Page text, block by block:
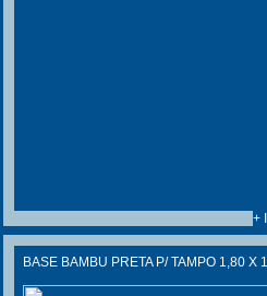
+
BASE BAMBU PRETA P/ TAMPO 1,80 X